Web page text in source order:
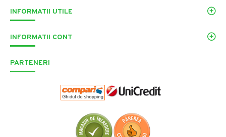
INFORMATII UTILE
INFORMATII CONT
PARTENERI